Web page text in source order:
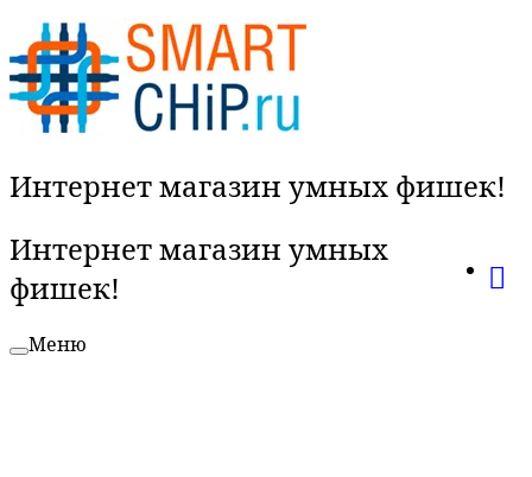
Интернет магазин умных фишек!
Интернет магазин умных
фишек!
Меню